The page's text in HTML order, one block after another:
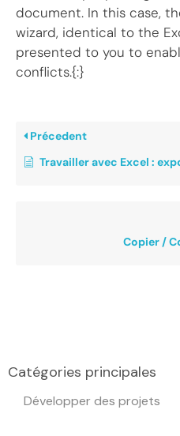
Catégories principales
Développer des projets
document. In this case,
wizard, identical to the
presented to you to
conflicts.{:}
Précedent
Travailler avec Excel :
Copier /